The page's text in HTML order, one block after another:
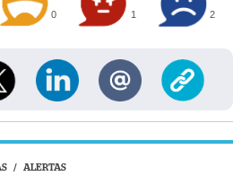
0 1 2
/ ALERTAS